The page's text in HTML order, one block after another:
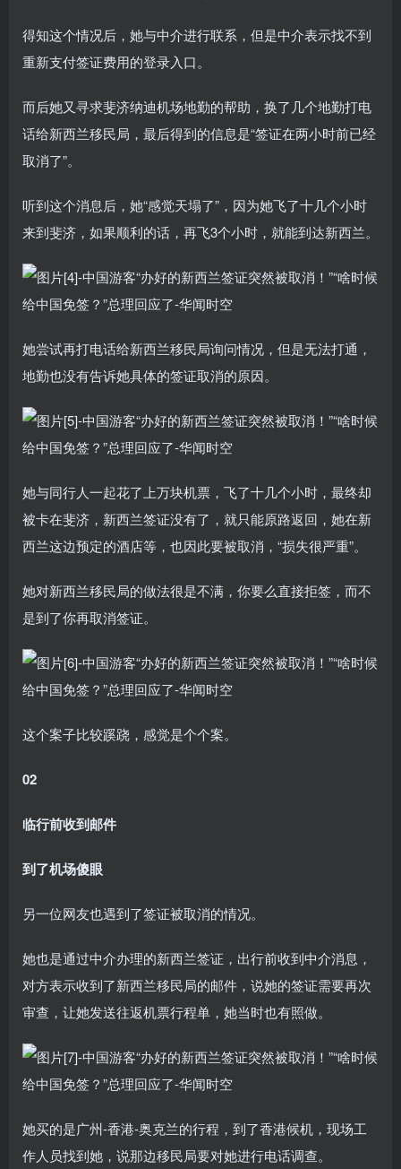
得知这个情况后，她与中介进行联系，但是中介表示找不到
重新支付签证费用的登录入口。
而后她又寻求斐济纳迪机场地勤的帮助，换了几个地勤打电
话给新西兰移民局，最后得到的信息是“签证在两小时前已经
取消了”。
听到这个消息后，她“感觉天塌了”，因为她飞了十几个小时
来到斐济，如果顺利的话，再飞3个小时，就能到达新西兰。
她尝试再打电话给新西兰移民局询问情况，但是无法打通，
地勤也没有告诉她具体的签证取消的原因。
她与同行人一起花了上万块机票，飞了十几个小时，最终却
被卡在斐济，新西兰签证没有了，就只能原路返回，她在新
西兰这边预定的酒店等，也因此要被取消，“损失很严重”。
她对新西兰移民局的做法很是不满，你要么直接拒签，而不
是到了你再取消签证。
这个案子比较蹊跷，感觉是个个案。
02
临行前收到邮件
到了机场傻眼
另一位网友也遇到了签证被取消的情况。
她也是通过中介办理的新西兰签证，出行前收到中介消息，
对方表示收到了新西兰移民局的邮件，说她的签证需要再次
审查，让她发送往返机票行程单，她当时也有照做。
她买的是广州-香港-奥克兰的行程，到了香港候机，现场工
作人员找到她，说那边移民局要对她进行电话调查。